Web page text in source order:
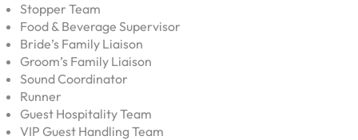
Stopper Team
Food & Beverage Supervisor
Bride’s Family Liaison
Groom’s Family Liaison
Sound Coordinator
Runner
Guest Hospitality Team
VIP Guest Handling Team